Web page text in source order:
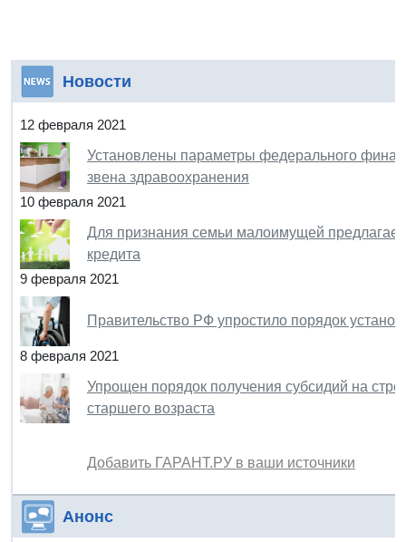
Новости
12 февраля 2021
Установлены параметры федерального
звена здравоохранения
10 февраля 2021
Для признания семьи малоимущей
кредита
9 февраля 2021
Правительство РФ упростило порядок
8 февраля 2021
Упрощен порядок получения субсидий на
старшего возраста
Добавить ГАРАНТ.РУ в ваши источники
Анонс